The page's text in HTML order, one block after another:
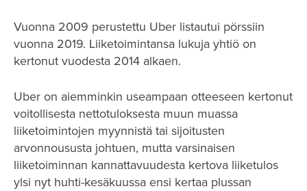
Vuonna 2009 perustettu Uber listautui pörssiin
vuonna 2019. Liiketoimintansa lukuja yhtiö on
kertonut vuodesta 2014 alkaen.
Uber on aiemminkin useampaan otteeseen kertonut
voitollisesta nettotuloksesta muun muassa
liiketoimintojen myynnistä tai sijoitusten
arvonnoususta johtuen, mutta varsinaisen
liiketoiminnan kannattavuudesta kertova liiketulos
ylsi nyt huhti-kesäkuussa ensi kertaa plussan